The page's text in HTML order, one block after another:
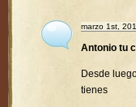
marzo 1st,
Antonio tu
Desde
tienes